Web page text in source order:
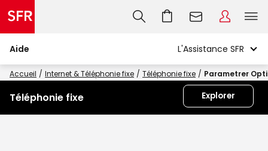
Aide
Accueil Internet & Téléphonie fixe Téléphonie fixe Parametrer
Téléphonie fixe Explorer